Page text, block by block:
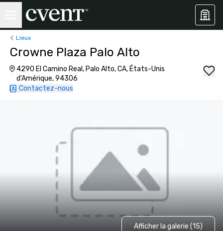
Lieux
Crowne Plaza Palo Alto
4290 El Camino Real, Palo Alto, CA, États-Unis
d'Amérique, 94306
Contactez-nous
Afficher la galerie (15)